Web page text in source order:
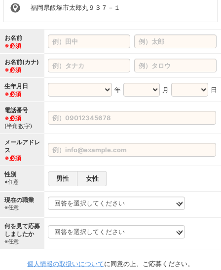
福岡県飯塚市太郎丸９３７－１
お名前
※必須
お名前(カナ)
※必須
生年月日
※必須
年 月 日
電話番号
※必須
(半角数字)
メールアドレ
ス
※必須
性別
※任意 男性 女性
現在の職業
※任意
何を見て応募
しましたか
※任意
個人情報の取扱いについてに同意の上、ご応募ください。